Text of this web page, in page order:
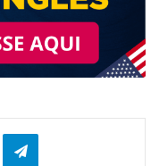
Telegram